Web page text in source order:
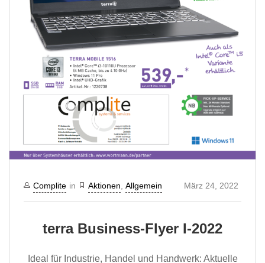
Complite in Aktionen Allgemein März 24, 2022
terra Business-Flyer I-2022
Ideal für Industrie, Handel und Handwerk: Aktuelle